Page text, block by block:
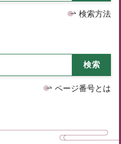
検索方法
ページ番号とは